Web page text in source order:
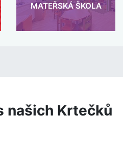
MATEŘSKÁ ŠKOLA
našich Krtečků